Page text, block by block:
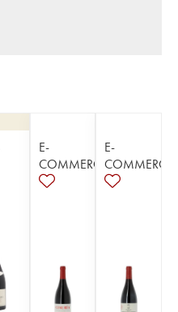
E-
COMMERCE
E-
COMMERCE